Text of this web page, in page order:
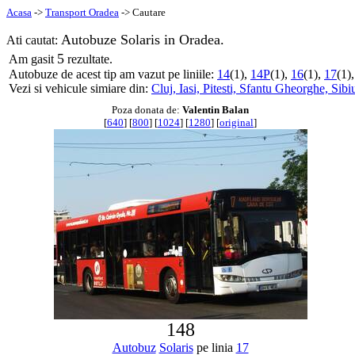
Acasa -> Transport Oradea -> Cautare
Ati cautat: Autobuze Solaris in Oradea.
Am gasit 5 rezultate.
Autobuze de acest tip am vazut pe liniile: 14(1), 14P(1), 16(1), 17
Vezi si vehicule simiare din: Cluj, Iasi, Pitesti, Sfantu Gheorghe,
Poza donata de: Valentin Balan
[640] [800] [1024] [1280] [original]
148
Autobuz Solarispe linia 17